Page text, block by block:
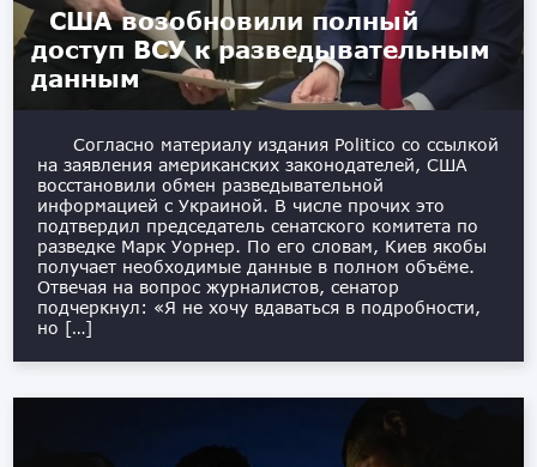
США возобновили полный
доступ ВСУ к разведывательным
данным
Согласно материалу издания Politico со ссылкой
на заявления американских законодателей, США
восстановили обмен разведывательной
информацией с Украиной. В числе прочих это
подтвердил председатель сенатского комитета по
разведке Марк Уорнер. По его словам, Киев якобы
получает необходимые данные в полном объёме.
Отвечая на вопрос журналистов, сенатор
подчеркнул: «Я не хочу вдаваться в подробности,
но […]